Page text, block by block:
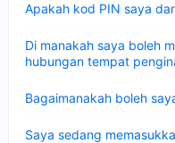
Apakah kod PIN saya
Di manakah saya boleh
hubungan tempat
Bagaimanakah boleh
Saya sedang